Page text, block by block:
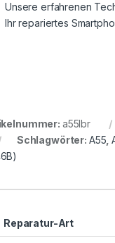
Unsere erfahrenen
Ihr repariertes
a55lbr
Schlagwörter: A55 ,
Reparatur-Art